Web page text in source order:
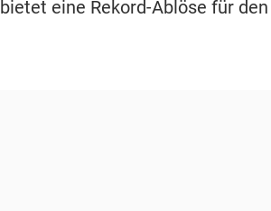
bietet eine Rekord-Ablöse für